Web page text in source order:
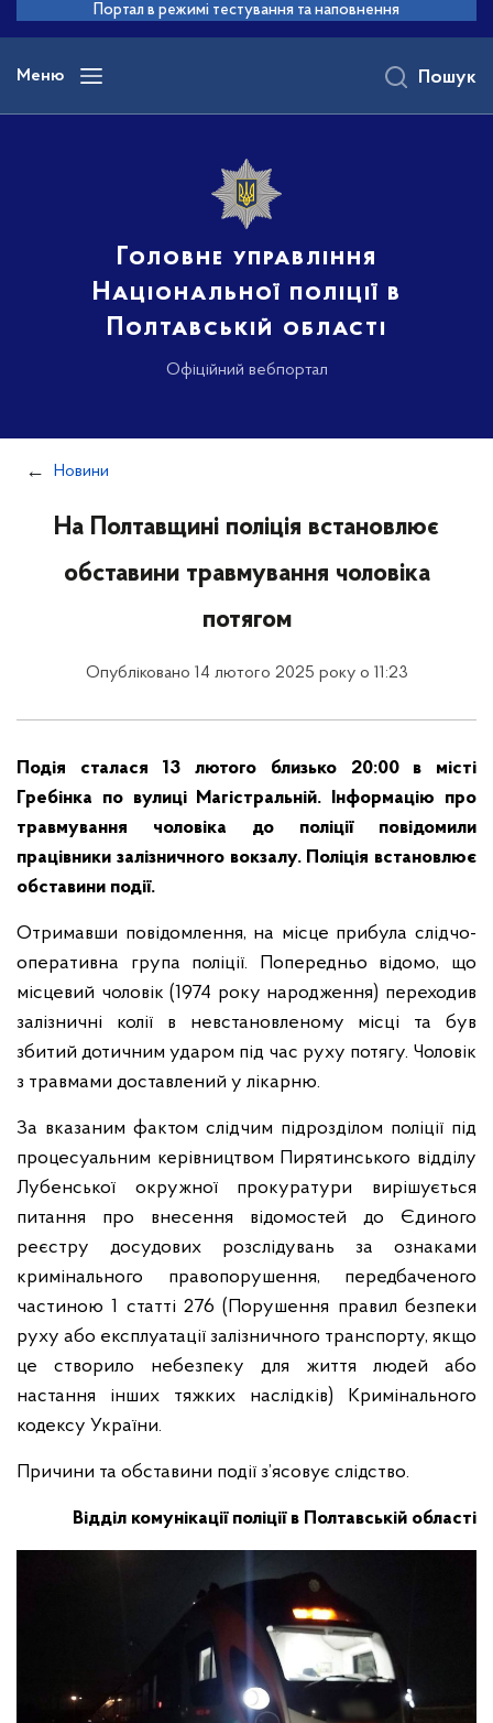
основного
вмісту
Портал в режимі тестування та наповнення
Меню
Головне управління
Національної поліції в
Полтавській області
Офіційний вебпортал
Пошук
Новини
На Полтавщині поліція встановлює
обставини травмування чоловіка
потягом
Опубліковано 14 лютого 2025 року о 11:23
Подія сталася 13 лютого близько 20:00 в місті
Гребінка по вулиці Магістральній. Інформацію про
травмування чоловіка до поліції повідомили
працівники залізничного вокзалу. Поліція встановлює
обставини події.
Отримавши повідомлення, на місце прибула слідчо-
оперативна група поліції. Попередньо відомо, що
місцевий чоловік (1974 року народження) переходив
залізничні колії в невстановленому місці та був
збитий дотичним ударом під час руху потягу. Чоловік
з травмами доставлений у лікарню.
За вказаним фактом слідчим підрозділом поліції під
процесуальним керівництвом Пирятинського відділу
Лубенської окружної прокуратури вирішується
питання про внесення відомостей до Єдиного
реєстру досудових розслідувань за ознаками
кримінального правопорушення, передбаченого
частиною 1 статті 276 (Порушення правил безпеки
руху або експлуатації залізничного транспорту, якщо
це створило небезпеку для життя людей або
настання інших тяжких наслідків) Кримінального
кодексу України.
Причини та обставини події з’ясовує слідство.
Відділ комунікації поліції в Полтавській області